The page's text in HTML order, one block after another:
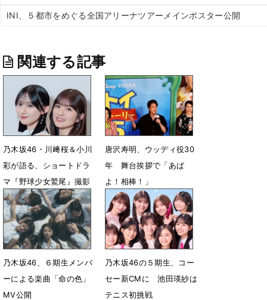
INI、５都市をめぐる全国アリーナツアーメインポスター公開
関連する記事
乃木坂46・川﨑桜＆小川
彩が語る、ショートドラ
マ『野球少女鷲尾』撮影
秘話
7月28日 07時00分
唐沢寿明、ウッディ役30
年 舞台挨拶で「あば
よ！相棒！」
7月25日 10時12分
乃木坂46、６期生メンバ
ーによる楽曲「命の色」
MV公開
乃木坂46の５期生、コー
セー新CMに 池田瑛紗は
テニス初挑戦